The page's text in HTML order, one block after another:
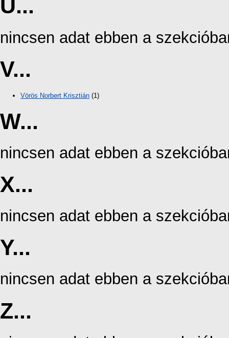
U...
nincsen adat ebben a
V...
Vörös Norbert Krisztián (1)
W...
nincsen adat ebben a
X...
nincsen adat ebben a
Y...
nincsen adat ebben a
Z...